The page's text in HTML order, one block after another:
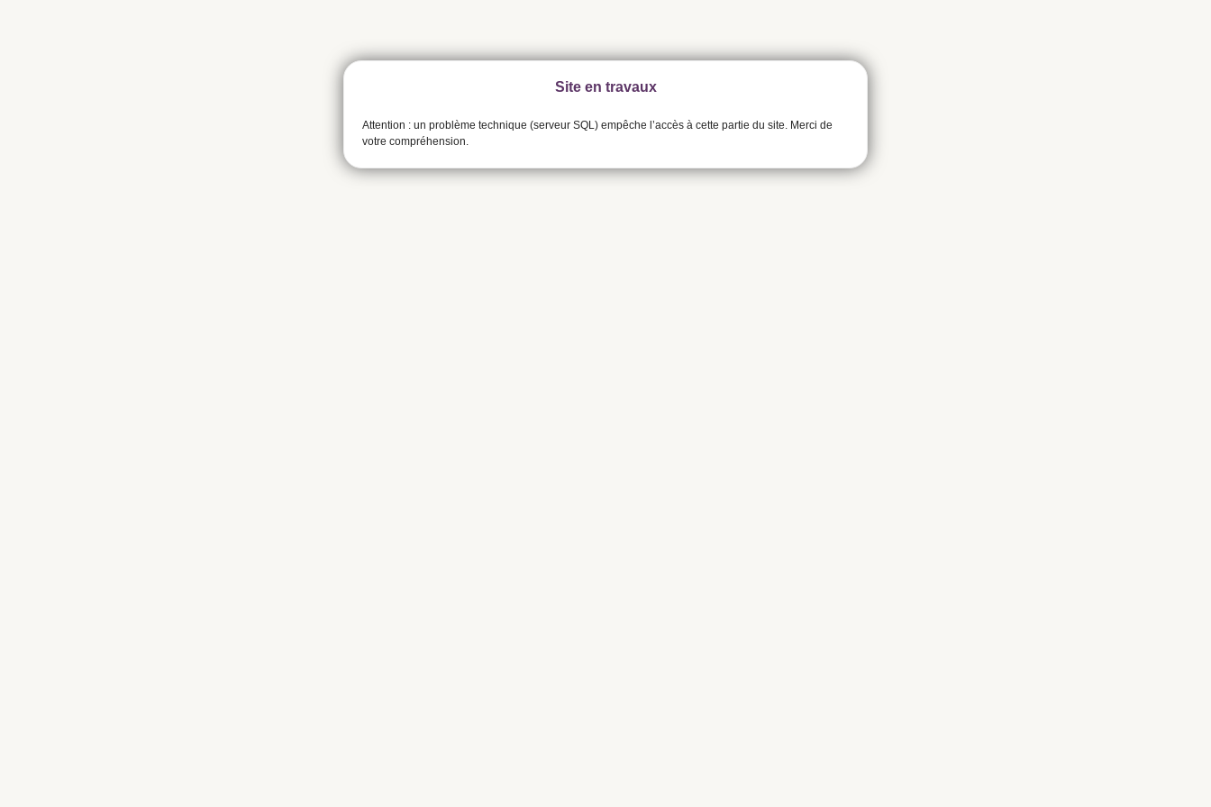
Site en travaux
Attention : un problème technique (serveur SQL) empêche l’accès à cette partie du site. Merci de
votre compréhension.